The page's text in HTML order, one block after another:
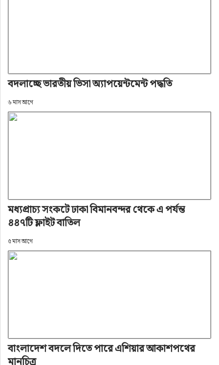
বদলাচ্ছে ভারতীয় ভিসা অ্যাপয়েন্টমেন্ট পদ্ধতি
৬ মাস আগে
মধ্যপ্রাচ্য সংকটে ঢাকা বিমানবন্দর থেকে এ পর্যন্ত
৪৪৭টি ফ্লাইট বাতিল
৫ মাস আগে
বাংলাদেশ বদলে দিতে পারে এশিয়ার আকাশপথের
মানচিত্র